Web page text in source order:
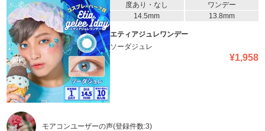
度あり・なし
ワンデー
14.5mm
13.8mm
エティアジュレワンデー
ソーダジュレ
¥1,958
モアコンユーザーの声(登録件数:3)